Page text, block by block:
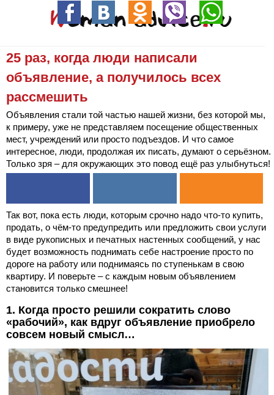
25 раз, когда люди написали
объявление, а получилось всех
рассмешить
Объявления стали той частью нашей жизни, без которой мы,
к примеру, уже не представляем посещение общественных
мест, учреждений или просто подъездов. И что самое
интересное, люди, продолжая их писать, думают о серьёзном.
Только зря – для окружающих это повод ещё раз улыбнуться!
Так вот, пока есть люди, которым срочно надо что-то купить,
продать, о чём-то предупредить или предложить свои услуги
в виде рукописных и печатных настенных сообщений, у нас
будет возможность поднимать себе настроение просто по
дороге на работу или поднимаясь по ступенькам в свою
квартиру. И поверьте – с каждым новым объявлением
становится только смешнее!
1. Когда просто решили сократить слово
«рабочий», как вдруг объявление приобрело
совсем новый смысл…